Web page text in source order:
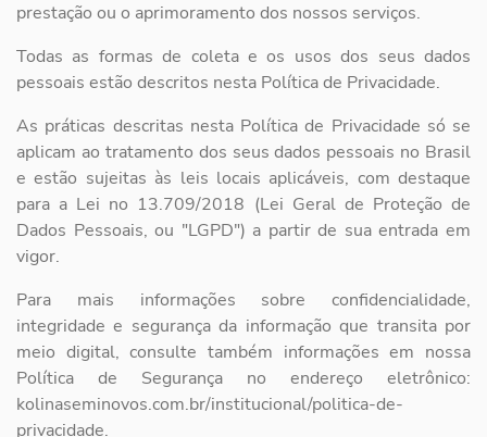
prestação ou o aprimoramento dos nossos serviços.
Todas as formas de coleta e os usos dos seus dados
pessoais estão descritos nesta Política de Privacidade.
As práticas descritas nesta Política de Privacidade só se
aplicam ao tratamento dos seus dados pessoais no Brasil
e estão sujeitas às leis locais aplicáveis, com destaque
para a Lei no 13.709/2018 (Lei Geral de Proteção de
Dados Pessoais, ou "LGPD") a partir de sua entrada em
vigor.
Para mais informações sobre confidencialidade,
integridade e segurança da informação que transita por
meio digital, consulte também informações em nossa
Política de Segurança no endereço eletrônico:
kolinaseminovos.com.br/institucional/politica-de-
privacidade.